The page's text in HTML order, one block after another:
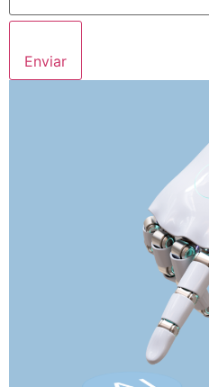
Enviar